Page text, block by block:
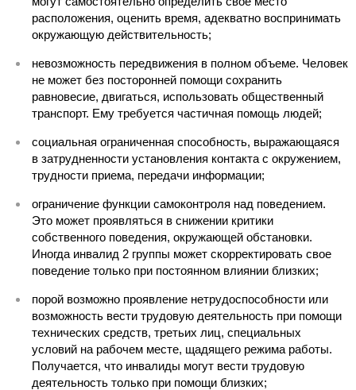
расположения, оценить время, адекватно воспринимать
окружающую действительность;
невозможность передвижения в полном объеме. Человек
не может без посторонней помощи сохранить
равновесие, двигаться, использовать общественный
транспорт. Ему требуется частичная помощь людей;
социальная ограниченная способность, выражающаяся
в затрудненности установления контакта с окружением,
трудности приема, передачи информации;
ограничение функции самоконтроля над поведением.
Это может проявляться в снижении критики
собственного поведения, окружающей обстановки.
Иногда инвалид 2 группы может скорректировать свое
поведение только при постоянном влиянии близких;
порой возможно проявление нетрудоспособности или
возможность вести трудовую деятельность при помощи
технических средств, третьих лиц, специальных
условий на рабочем месте, щадящего режима работы.
Получается, что инвалиды могут вести трудовую
деятельность только при помощи близких;